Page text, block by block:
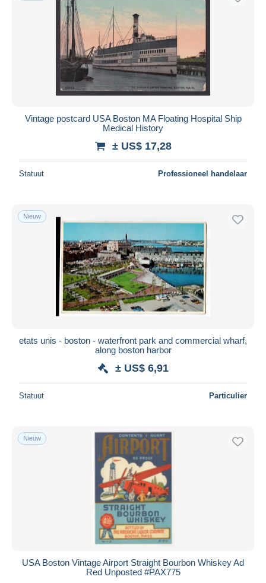
Vintage postcard USA Boston MA Floating Hospital Ship
Medical History
± US$ 17,28
Statuut Professioneel handelaar
Nieuw
etats unis - boston - waterfront park and commercial wharf,
along boston harbor
± US$ 6,91
Statuut Particulier
Nieuw
USA Boston Vintage Airport Straight Bourbon Whiskey Ad
Red Unposted #PAX775